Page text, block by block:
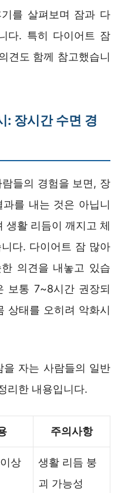
를 살펴보며 잠과 다
다. 특히 다이어트 잠
견도 함께 참고했습니
: 장시간 수면 경
들의 경험을 보면, 장
를 내는 것은 아닙니
생활 리듬이 깨지고 체
다. 다이어트 잠 많아
의견을 내놓고 있습
보통 7~8시간 권장되
상태를 오히려 악화시
자는 사람들의 일반
리한 내용입니다.
주의사항
상
생활 리듬 붕
괴 가능성